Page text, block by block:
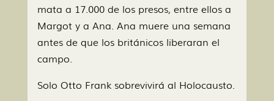
mata a 17.000 de los presos, entre ellos a
Margot y a Ana. Ana muere una semana
antes de que los británicos liberaran el
campo.
Solo Otto Frank sobrevivirá al Holocausto.